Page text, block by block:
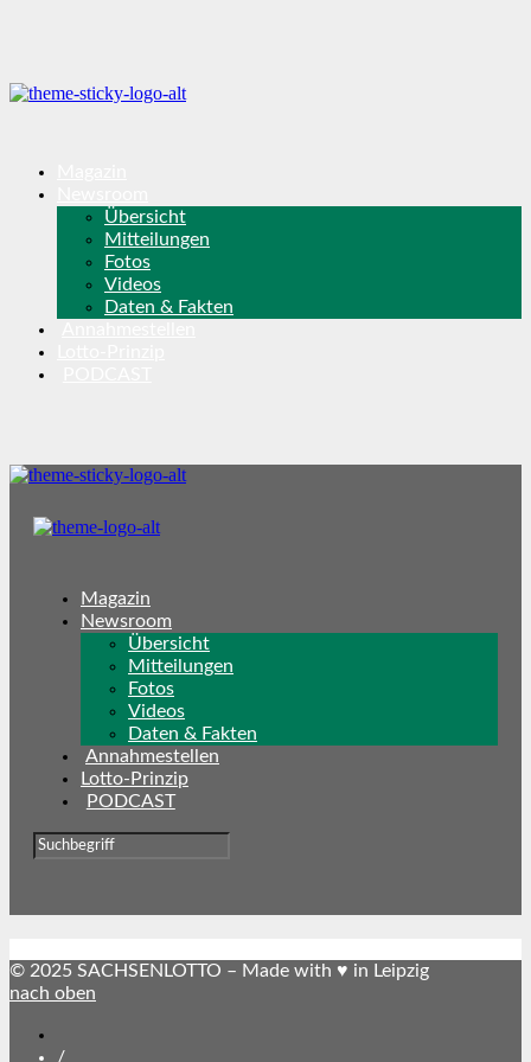
Übersicht
Mitteilungen
Fotos
Videos
Daten & Fakten
Magazin
Newsroom
Übersicht
Mitteilungen
Fotos
Videos
Daten & Fakten
Annahmestellen
Lotto-Prinzip
PODCAST
© 2025 SACHSENLOTTO – Made with ♥ in Leipzig
nach oben
abonnieren
/